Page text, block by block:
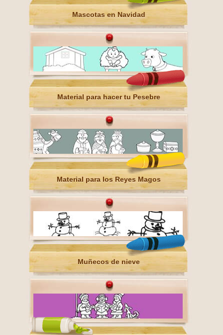
Mascotas en Navidad
Material para hacer tu Pesebre
Material para los Reyes Magos
Muñecos de nieve